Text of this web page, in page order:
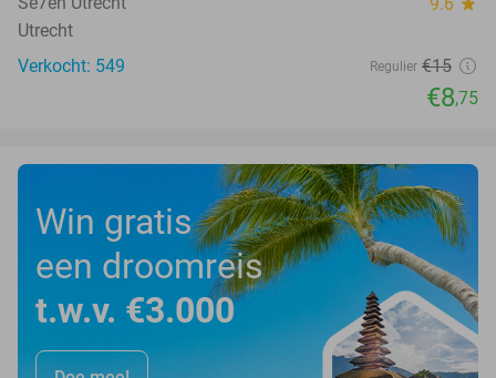
Utrecht
Verkocht: 549
Regulier €15
€8,75
Win gratis
een droomreis
t.w.v. €3.000